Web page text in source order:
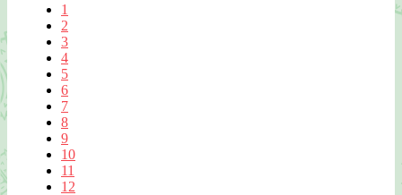
1
2
3
4
5
6
7
8
9
10
11
12